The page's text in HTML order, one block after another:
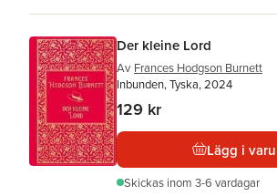
Der kleine Lord
Av Frances Hodgson Burnett
Inbunden, Tyska, 2024
129 kr
Lägg i
Skickas inom 3-6 vardagar